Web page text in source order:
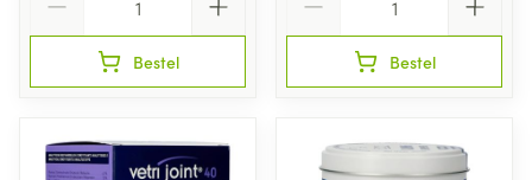
Bestel Bestel